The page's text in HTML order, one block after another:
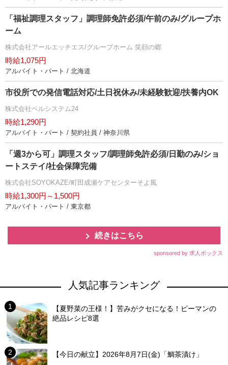
「福祉調理スタッフ」調理師免許必須/午前のみ/グループホ
ーム
株式会社アールエッチエス/グループホーム 笑顔の郷
時給1,075円
アルバイト・パート / 北海道
市役所での発信電話対応/土日祝休み/未経験歓迎/扶養内OK
株式会社ベルシステム24
時給1,290円
アルバイト・パート / 契約社員 / 神奈川県
「週3から可」調理スタッフ/調理師免許必須/日勤のみ/ショ
ートステイ/社会保障完備
株式会社SOYOKAZE/町田成瀬ケアセンターそよ風
時給1,300円～1,500円
アルバイト・パート / 東京都
続きはこちら
sponsored by 求人ボックス
人気記事ランキング
【夏野菜の王様！】苦みがクセになる！ピーマンの
絶品レシピ8選
【今日の献立】2026年8月7日(金)「鯛茶漬け」